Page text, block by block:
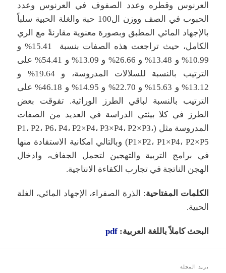
العرنوس وقطره وعدد الصفوف في العرنوس وعدد
الحبوب في الصف ووزن ال100 حبة والغلة الحبية سلباً
بالإجهاد المائي المطبق وبصورة معنوية مقارنةً مع الري
الكامل، حيث تراجعت هذه الصفات بنسبة 15.41% و
10.99% و 13.48% و 26.66% و 13.09% و 54.41% على
الترتيب بالنسبة للسلالات المدروسة، و 19.64% و
13.12% و 15.63% و 22.70% و 14.95% و 46.18% على
الترتيب بالنسبة لباقي الطرز الوراثية. تفوقت بعض
الطرز في كلا بيئتي الدراسة في العديد من الصفات
المدروسة مثل (P1، P2، P6، P4، P2×P4، P3×P4، P2×P3،
P1×P2، P1×P4، P2×P5) وبالتالي امكانية الاستفادة منها
في برامج التربية والتهجين لتحمل الجفاف، وادخال
الهجن الناتجة في تجارب الكفاءة الانتاجية.
الكلمات المفتاحية: الذرة الصفراء، الإجهاد المائي، الغلة
الحبية.
البحث كاملاً باللغة العربية:pdf
بريد المجلة